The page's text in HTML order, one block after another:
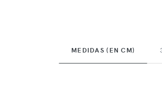
MEDIDAS (EN CM)